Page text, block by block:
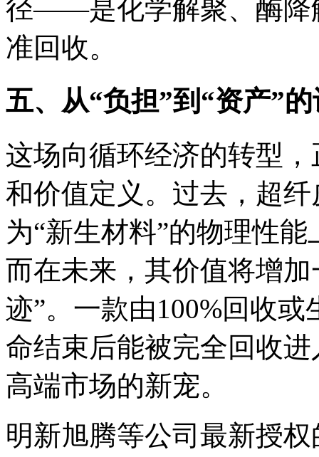
径——是化学解聚、酶降
准回收。
五、从“负担”到“资产”
这场向循环经济的转型
和价值定义。过去，超
为“新生材料”的物理性
而在未来，其价值将增
迹”。一款由100%回收
命结束后能被完全回收
高端市场的新宠。
明新旭腾等公司最新授